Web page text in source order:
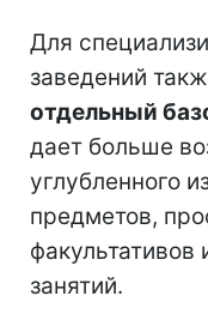
Для
заведений
отдельный
дает больше
углубленного
предметов,
занятий.